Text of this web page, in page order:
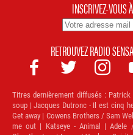
INSCRIVEZ-VOUS
RETROUVEZ RADIO
  
Titres dernièrement diffusés :Patrick
soup | Jacques Dutronc - Il est cinq
Get away | Cowens Brothers / Sam
me out | Katseye - Animal | Adele